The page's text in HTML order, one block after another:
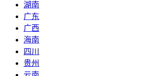
湖南
广东
广西
海南
四川
贵州